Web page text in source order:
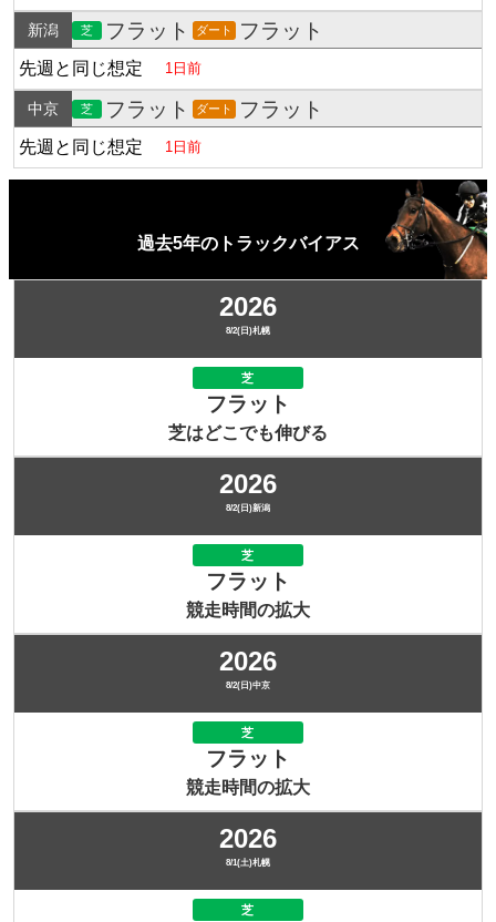
新潟 芝 フラット ダート フラット
先週と同じ想定 1日前
中京 芝 フラット ダート フラット
先週と同じ想定 1日前
過去5年のトラックバイアス
2026
8/2(日)札幌
芝
フラット
芝はどこでも伸びる
2026
8/2(日)新潟
芝
フラット
競走時間の拡大
2026
8/2(日)中京
芝
フラット
競走時間の拡大
2026
8/1(土)札幌
芝